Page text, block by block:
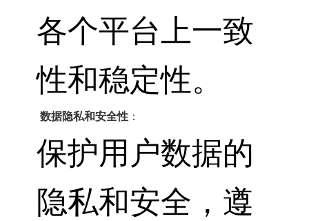
各个平台上一致
性和稳定性。
数据隐私和安全性：
保护用户数据的
隐私和安全，遵